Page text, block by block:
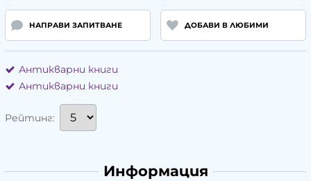
НАПРАВИ ЗАПИТВАНЕ ДОБАВИ В ЛЮБИМИ
Антикварни книги
Антикварни книги
Рейтинг:
Информация